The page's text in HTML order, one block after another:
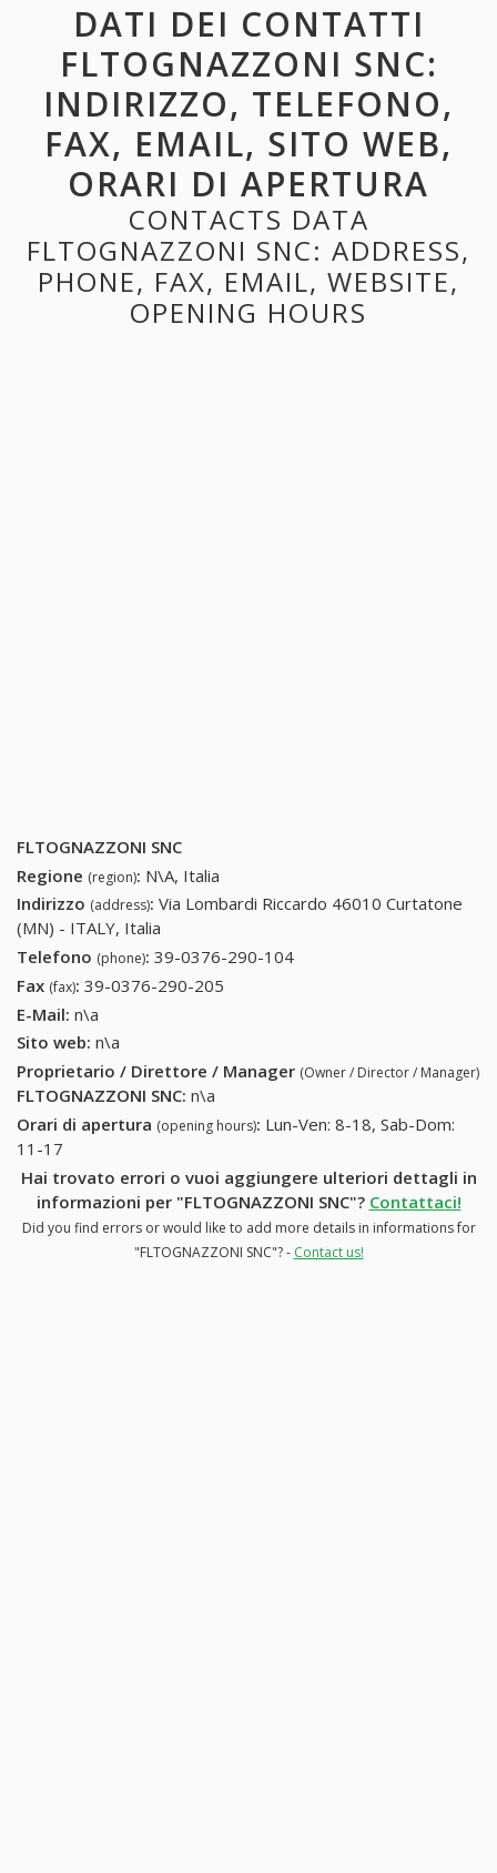
DATI DEI CONTATTI
FLTOGNAZZONI SNC:
INDIRIZZO, TELEFONO,
FAX, EMAIL, SITO WEB,
ORARI DI APERTURA
CONTACTS DATA
FLTOGNAZZONI SNC: ADDRESS,
PHONE, FAX, EMAIL, WEBSITE,
OPENING HOURS
FLTOGNAZZONI SNC
Regione (region): N\A, Italia
Indirizzo (address): Via Lombardi Riccardo 46010 Curtatone
(MN) - ITALY, Italia
Telefono (phone): 39-0376-290-104
Fax (fax): 39-0376-290-205
E-Mail: n\a
Sito web: n\a
Proprietario / Direttore / Manager (Owner / Director / Manager)
FLTOGNAZZONI SNC: n\a
Orari di apertura (opening hours): Lun-Ven: 8-18, Sab-Dom:
11-17
Hai trovato errori o vuoi aggiungere ulteriori dettagli in
informazioni per "FLTOGNAZZONI SNC"? Contattaci!
Did you find errors or would like to add more details in informations for
"FLTOGNAZZONI SNC"? - Contact us!